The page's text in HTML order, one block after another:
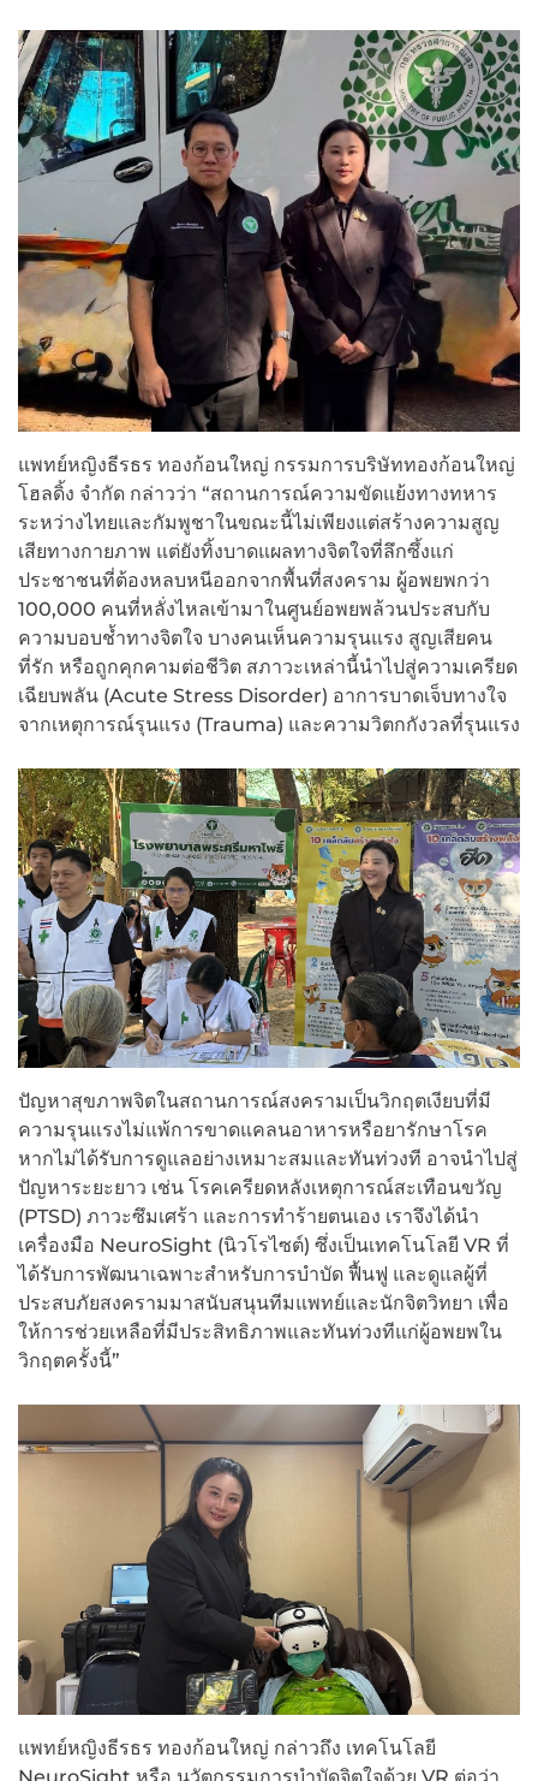
แพทย์หญิงธีรธร ทองก้อนใหญ่ กรรมการบริษัททองก้อนใหญ่
โฮลดิ้ง จำกัด กล่าวว่า “สถานการณ์ความขัดแย้งทางทหาร
ระหว่างไทยและกัมพูชาในขณะนี้ไม่เพียงแต่สร้างความสูญ
เสียทางกายภาพ แต่ยังทิ้งบาดแผลทางจิตใจที่ลึกซึ้งแก่
ประชาชนที่ต้องหลบหนีออกจากพื้นที่สงคราม ผู้อพยพกว่า
100,000 คนที่หลั่งไหลเข้ามาในศูนย์อพยพล้วนประสบกับ
ความบอบช้ำทางจิตใจ บางคนเห็นความรุนแรง สูญเสียคน
ที่รัก หรือถูกคุกคามต่อชีวิต สภาวะเหล่านี้นำไปสู่ความเครียด
เฉียบพลัน (Acute Stress Disorder) อาการบาดเจ็บทางใจ
จากเหตุการณ์รุนแรง (Trauma) และความวิตกกังวลที่รุนแรง
ปัญหาสุขภาพจิตในสถานการณ์สงครามเป็นวิกฤตเงียบที่มี
ความรุนแรงไม่แพ้การขาดแคลนอาหารหรือยารักษาโรค
หากไม่ได้รับการดูแลอย่างเหมาะสมและทันท่วงที อาจนำไปสู่
ปัญหาระยะยาว เช่น โรคเครียดหลังเหตุการณ์สะเทือนขวัญ
(PTSD) ภาวะซึมเศร้า และการทำร้ายตนเอง เราจึงได้นำ
เครื่องมือ NeuroSight (นิวโรไซต์) ซึ่งเป็นเทคโนโลยี VR ที่
ได้รับการพัฒนาเฉพาะสำหรับการบำบัด ฟื้นฟู และดูแลผู้ที่
ประสบภัยสงครามมาสนับสนุนทีมแพทย์และนักจิตวิทยา เพื่อ
ให้การช่วยเหลือที่มีประสิทธิภาพและทันท่วงทีแก่ผู้อพยพใน
วิกฤตครั้งนี้”
แพทย์หญิงธีรธร ทองก้อนใหญ่ กล่าวถึง เทคโนโลยี
NeuroSight หรือ นวัตกรรมการบำบัดจิตใจด้วย VR ต่อว่า